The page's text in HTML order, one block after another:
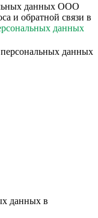
данных ООО
и обратной связи в
данных
персональных данных
данных в